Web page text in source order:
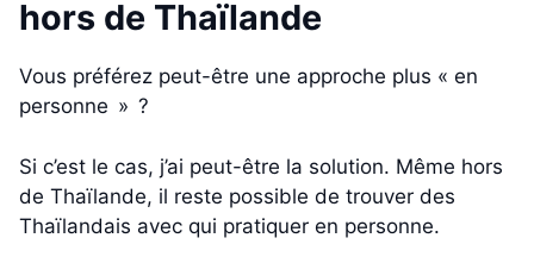
hors de Thaïlande
Vous préférez peut-être une approche plus « en
personne » ?
Si c’est le cas, j’ai peut-être la solution. Même hors
de Thaïlande, il reste possible de trouver des
Thaïlandais avec qui pratiquer en personne.